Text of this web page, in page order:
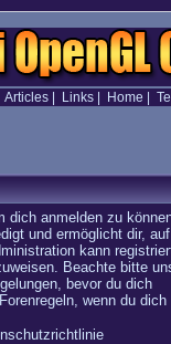
Articles| Links| Home
dich anmelden zu
und ermöglicht dir, auf
kann
Beachte bitte
bevor du dich
wenn du dich